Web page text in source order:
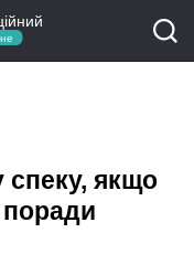
якщо
поради